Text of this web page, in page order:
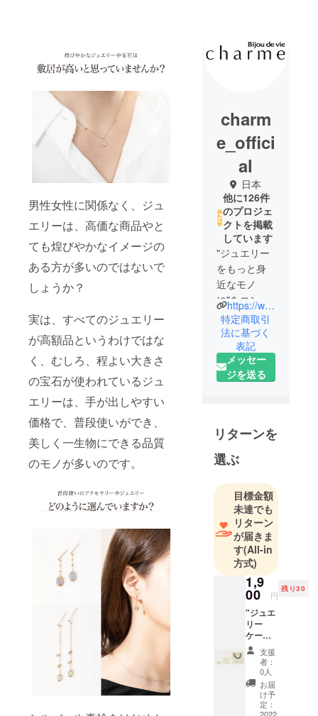
男性女性に関係なく、ジュ
エリーは、高価な商品やと
ても煌びやかなイメージの
ある方が多いのではないで
しょうか？
実は、すべてのジュエリー
が高額品というわけではな
く、むしろ、程よい大きさ
の宝石が使われているジュ
エリーは、手が出しやすい
価格で、普段使いができ、
美しく一生物にできる品質
のモノが多いのです。
charm
e_offici
al
日本
他に126件
のプロジェ
クトを掲載
しています
"ジュエリー
をもっと身
近なモノ
に"をコンセ
プトに
非常識な宝
石をジュエ
リーに作り
替え、適正
しいブラン
ドです。
https://www.instagram.com/charme____official/
特定商取引
法に基づく
表記
メッセー
ジを送る
リターンを
選ぶ
目標金額
未達でも
リターン
が届きま
す(All-in
方式)
1,9
00 円
残り30
"ジュエ
リー
ケー
ス
ショッ
パー
c1 [詳
細] ケー
スサイ
支援
者：
0人
お届
け予
定：
2022